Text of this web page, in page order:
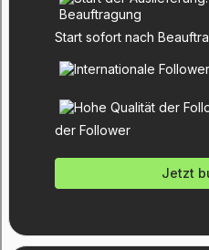
Start sofort nach
der Follower
Jetzt